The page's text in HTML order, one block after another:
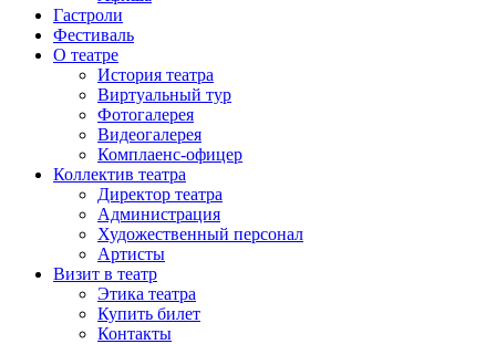
Гастроли
Фестиваль
О театре
История театра
Виртуальный тур
Фотогалерея
Видеогалерея
Комплаенс-офицер
Коллектив театра
Директор театра
Администрация
Художественный персонал
Артисты
Визит в театр
Этика театра
Купить билет
Контакты